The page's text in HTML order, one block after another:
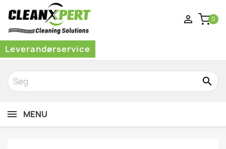
0

Leverandørservice
search
MENU